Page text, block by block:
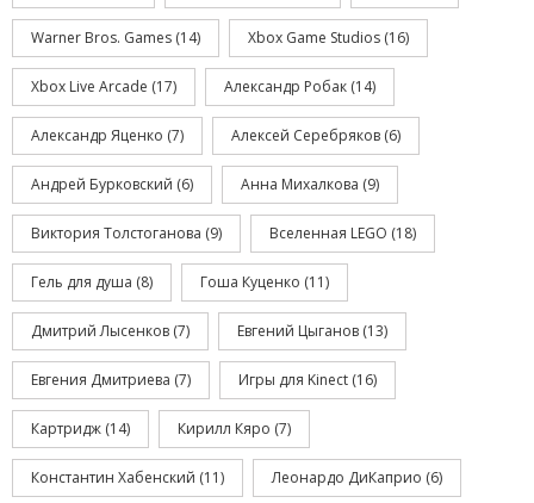
Warner Bros. Games (14) Xbox Game Studios (16)
Xbox Live Arcade (17) Александр Робак (14)
Александр Яценко (7) Алексей Серебряков (6)
Андрей Бурковский (6) Анна Михалкова (9)
Виктория Толстоганова (9) Вселенная LEGO (18)
Гель для душа (8) Гоша Куценко (11)
Дмитрий Лысенков (7) Евгений Цыганов (13)
Евгения Дмитриева (7) Игры для Kinect (16)
Картридж (14) Кирилл Кяро (7)
Константин Хабенский (11) Леонардо ДиКаприо (6)